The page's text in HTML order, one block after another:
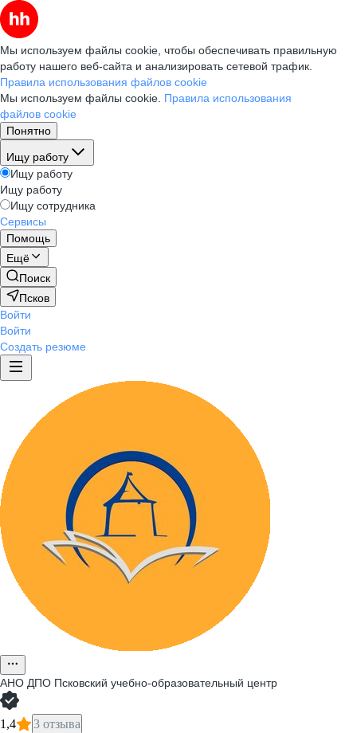
Мы используем файлы cookie, чтобы обеспечивать правильную
работу нашего веб-сайта и анализировать сетевой трафик.
Правила использования файлов cookie
Мы используем файлы cookie. Правила использования
файлов cookie
Понятно
Ищу работу
Ищу работу
Ищу работу
Ищу сотрудника
Сервисы
Помощь
Ещё
Поиск
Псков
Войти
Войти
Создать резюме
АНО ДПО Псковский учебно-образовательный центр
1,4 3 отзыва